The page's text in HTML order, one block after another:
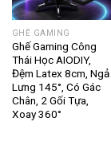
GHẾ GAMING
Ghế Gaming Công
Thái Học AIODIY,
Đệm Latex 8cm, Ngả
Lưng 145°, Có Gác
Chân, 2 Gối Tựa,
Xoay 360°